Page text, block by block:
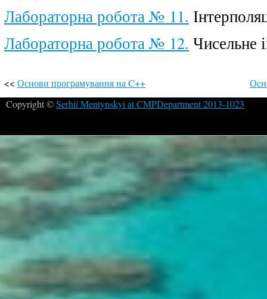
Лабораторна робота № 11.
Лабораторна робота № 12. Чисельне
<< Основи програмування на C++
Copyright ©Serhii Mentynskyi at CMPDepartment 2013-1023